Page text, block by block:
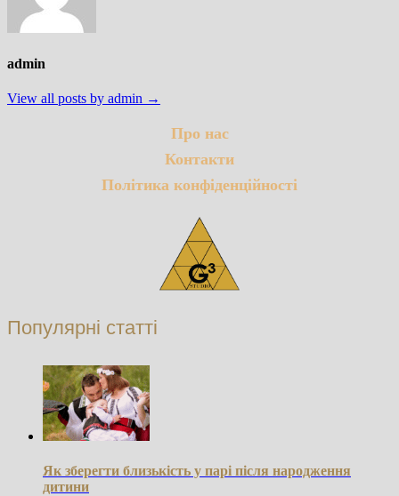
admin
View all posts by admin →
Про нас
Контакти
Політика конфіденційності
Популярні статті
Як зберегти близькість у парі після народження
дитини